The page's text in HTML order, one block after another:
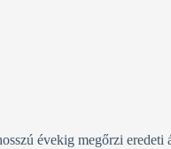
évekig megőrzi eredeti